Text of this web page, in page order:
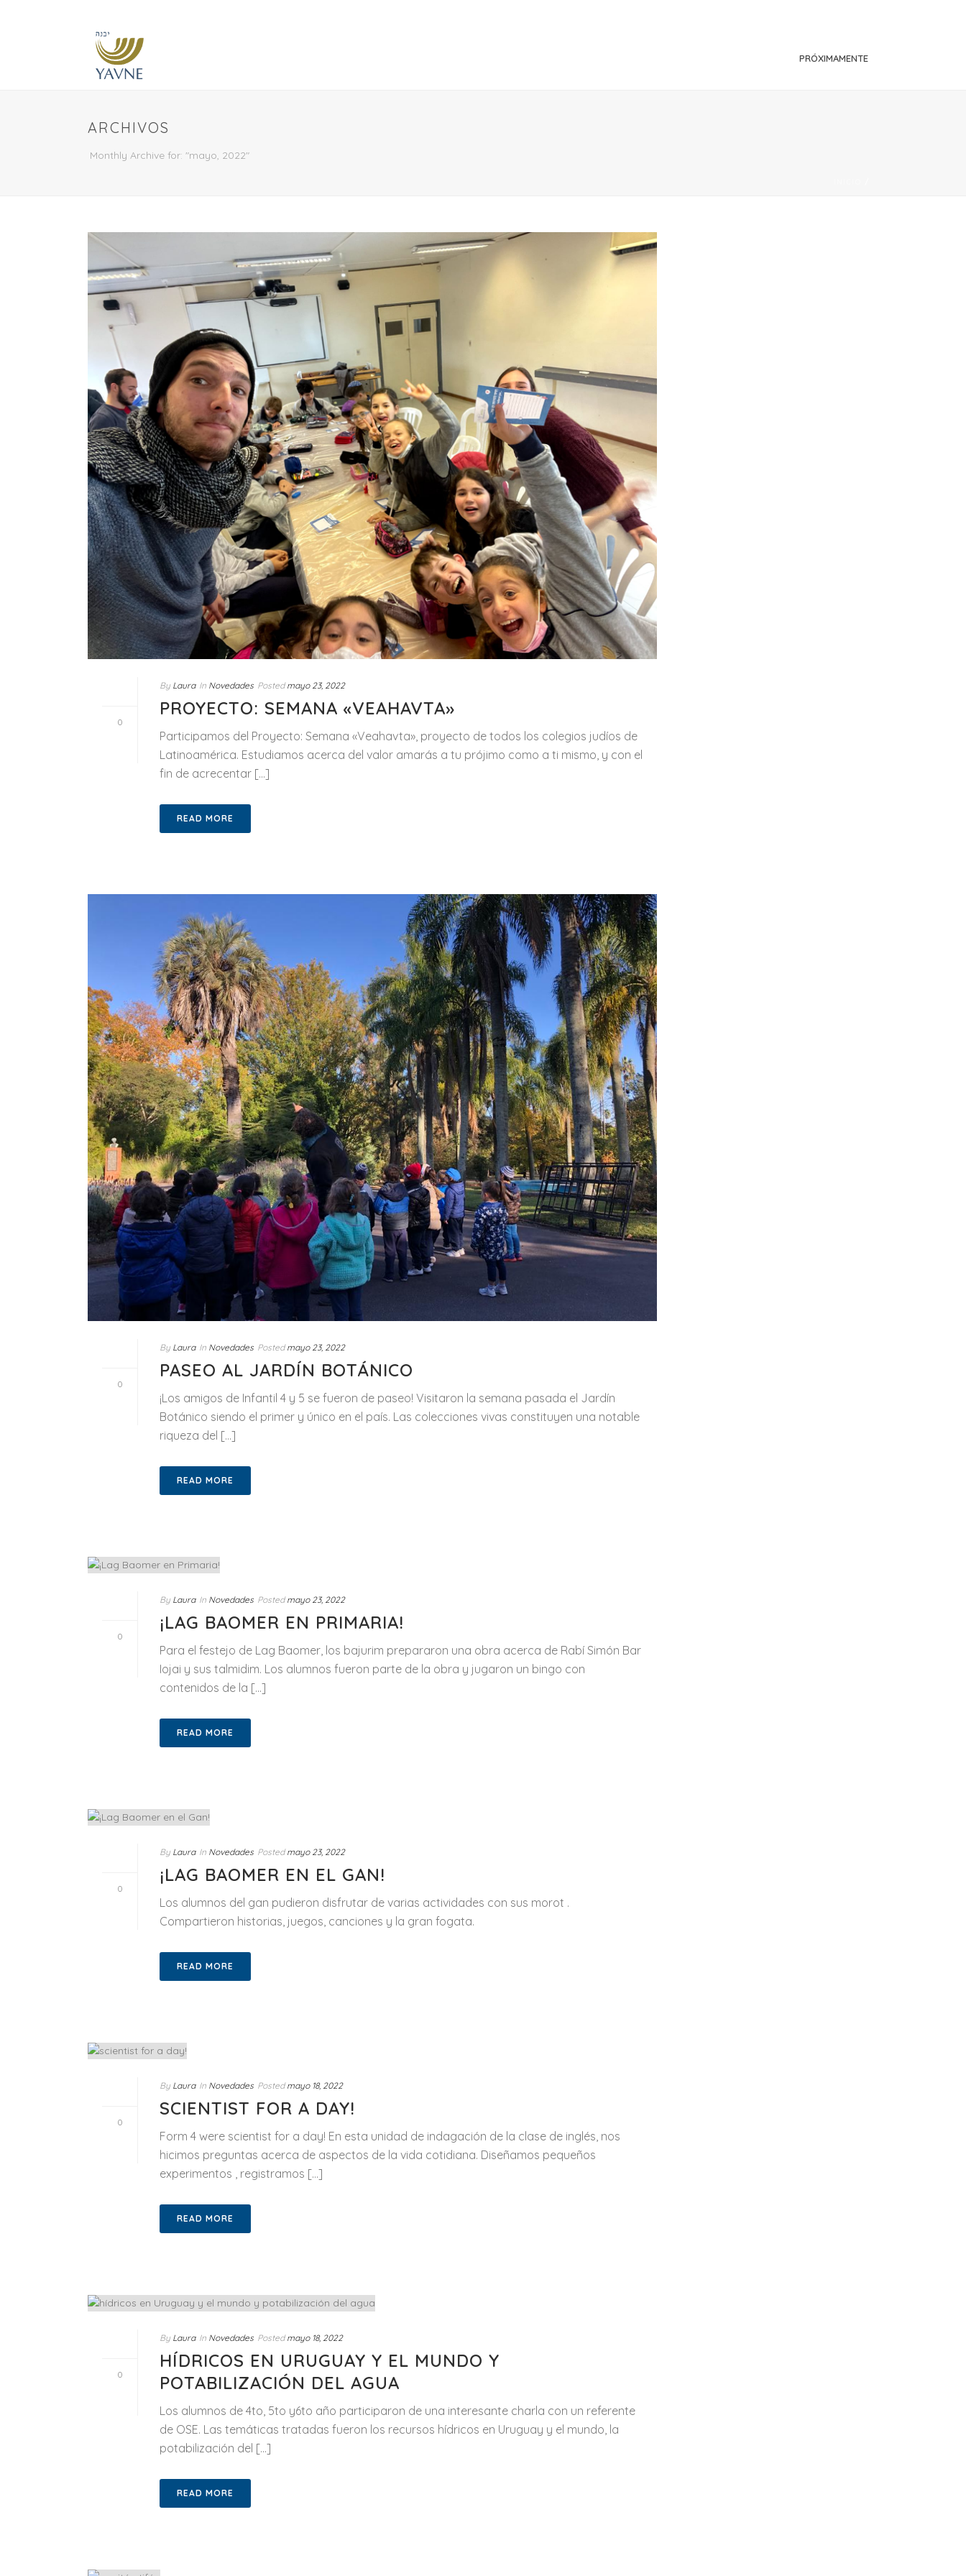
PRÓXIMAMENTE
ARCHIVOS
Monthly Archive for: "mayo, 2022"
0
By Laura In Novedades Posted mayo 23, 2022
PROYECTO: SEMANA «VEAHAVTA»
Participamos del Proyecto: Semana «Veahavta», proyecto de todos los colegios judíos de
Latinoamérica. Estudiamos acerca del valor amarás a tu prójimo como a ti mismo, y con el
fin de acrecentar [...]
READ MORE
0
By Laura In Novedades Posted mayo 23, 2022
PASEO AL JARDÍN BOTÁNICO
¡Los amigos de Infantil 4 y 5 se fueron de paseo! Visitaron la semana pasada el Jardín
Botánico siendo el primer y único en el país. Las colecciones vivas constituyen una notable
riqueza del [...]
READ MORE
0
By Laura In Novedades Posted mayo 23, 2022
¡LAG BAOMER EN PRIMARIA!
Para el festejo de Lag Baomer, los bajurim prepararon una obra acerca de Rabí Simón Bar
Iojai y sus talmidim. Los alumnos fueron parte de la obra y jugaron un bingo con
contenidos de la [...]
READ MORE
0
By Laura In Novedades Posted mayo 23, 2022
¡LAG BAOMER EN EL GAN!
Los alumnos del gan pudieron disfrutar de varias actividades con sus morot .
Compartieron historias, juegos, canciones y la gran fogata.
READ MORE
0
By Laura In Novedades Posted mayo 18, 2022
SCIENTIST FOR A DAY!
Form 4 were scientist for a day! En esta unidad de indagación de la clase de inglés, nos
hicimos preguntas acerca de aspectos de la vida cotidiana. Diseñamos pequeños
experimentos , registramos [...]
READ MORE
0
By Laura In Novedades Posted mayo 18, 2022
HÍDRICOS EN URUGUAY Y EL MUNDO Y
POTABILIZACIÓN DEL AGUA
Los alumnos de 4to, 5to y6to año participaron de una interesante charla con un referente
de OSE. Las temáticas tratadas fueron los recursos hídricos en Uruguay y el mundo, la
potabilización del [...]
READ MORE